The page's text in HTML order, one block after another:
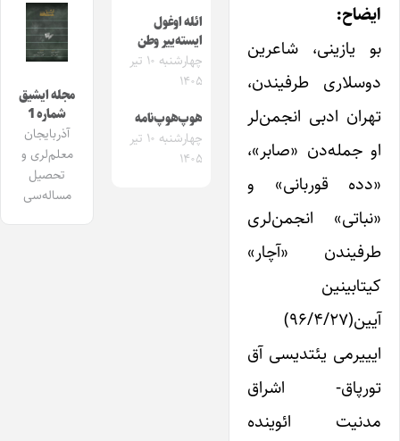
ایضاح:
بو یازینی، شاعرین
دوسلاری طرفیندن،
تهران ادبی انجمن‌لر
او جمله‌دن «صابر»،
«دده قوربانی» و
«نباتی» انجمن‌لری
طرفیندن «آچار»
کیتابینین
آیین(۹۶/۴/۲۷)
ایییرمی یئتدیسی آق
تورپاق- اشراق
مدنیت ائوینده
ائله اوغول
ایسته‌ییر وطن
چهارشنبه ۱۰ تیر
۱۴۰۵
هوپ‌هوپ‌نامه
چهارشنبه ۱۰ تیر
۱۴۰۵
مجله ایشیق
شماره 1
آذربایجان
معلم‌لری و
تحصیل
مساله‌سی